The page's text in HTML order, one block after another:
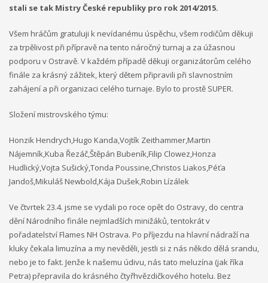
stali se tak Mistry České republiky pro rok 2014/2015.
Všem hráčům gratuluji k nevídanému úspěchu, všem rodičům děkuji
za trpělivost při přípravě na tento náročný turnaj a za úžasnou
podporu v Ostravě. V každém případě děkuji organizátorům celého
finále za krásný zážitek, který dětem připravili při slavnostním
zahájení a při organizaci celého turnaje. Bylo to prostě SUPER.
Složení mistrovského týmu:
Honzik Hendrych,Hugo Kanda,Vojtík Zeithammer,Martin
Nájemník,Kuba Řezáč,Štěpán Bubeník,Filip Clowez,Honza
Hudlický,Vojta Sušický,Tonda Poussine,Christos Liakos,Péťa
Jandoš,Mikuláš Newbold,Kája Dušek,Robin Lízálek
Ve čtvrtek 23.4. jsme se vydali po roce opět do Ostravy, do centra
dění Národního finále nejmladších minižáků, tentokrát v
pořadatelství Flames NH Ostrava. Po příjezdu na hlavní nádraží na
kluky čekala limuzína a my nevěděli, jestli si z nás někdo dělá srandu,
nebo je to fakt. Jenže k našemu údivu, nás tato meluzína (jak říka
Petra) přepravila do krásného čtyřhvězdičkového hotelu. Bez